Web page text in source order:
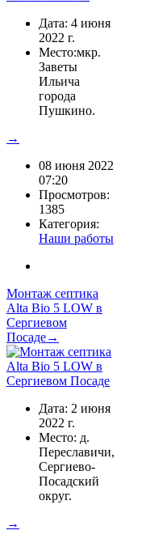
Дата: 4 июня
2022 г.
Место:мкр.
Заветы
Ильича
города
Пушкино.
→
08 июня 2022
07:20
Просмотров:
1385
Категория:
Наши работы
Монтаж септика
Alta Bio 5 LOW в
Сергиевом
Посаде→
Дата: 2 июня
2022 г.
Место: д.
Переславичи,
Сергиево-
Посадский
округ.
→